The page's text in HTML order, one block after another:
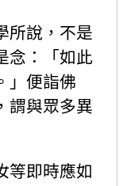
所說，不是
念：「如此
」便詣佛
謂與眾多異
等即時應如